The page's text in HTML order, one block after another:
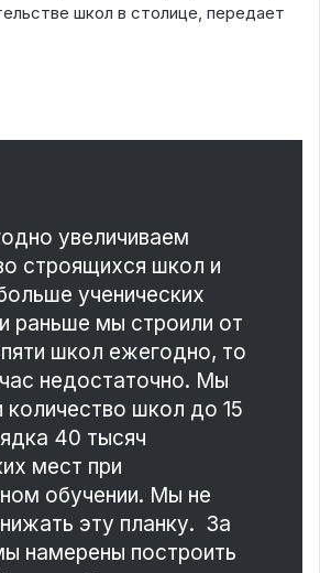
школ в столице, передает
увеличиваем
строящихся школ и
ученических
раньше мы строили от
школ ежегодно, то
недостаточно. Мы
количество школ до 15
40 тысяч
мест при
обучении. Мы не
эту планку. За
намерены построить